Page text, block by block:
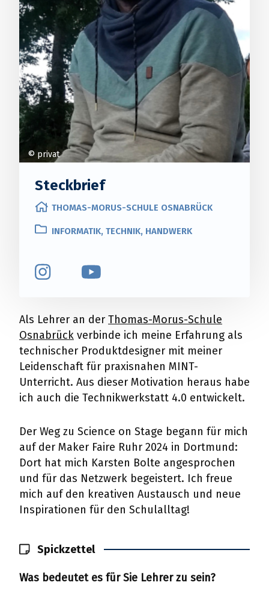
© privat
Steckbrief
THOMAS-MORUS-SCHULE OSNABRÜCK
INFORMATIK, TECHNIK, HANDWERK
Instagram Youtube
Als Lehrer an der Thomas-Morus-Schule
Osnabrück verbinde ich meine Erfahrung als
technischer Produktdesigner mit meiner
Leidenschaft für praxisnahen MINT-
Unterricht. Aus dieser Motivation heraus habe
ich auch die Technikwerkstatt 4.0 entwickelt.
Der Weg zu Science on Stage begann für mich
auf der Maker Faire Ruhr 2024 in Dortmund:
Dort hat mich Karsten Bolte angesprochen
und für das Netzwerk begeistert. Ich freue
mich auf den kreativen Austausch und neue
Inspirationen für den Schulalltag!
Spickzettel
Was bedeutet es für Sie Lehrer zu sein?